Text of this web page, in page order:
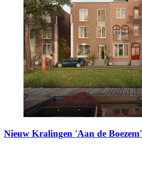
Nieuw Kralingen 'Aan de Boezem'